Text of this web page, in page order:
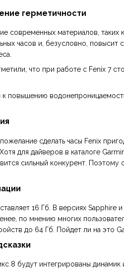
герметичности
современных материалов,
часов и, безусловно,
что при работе с Fenix 7
повышению
сделать часы Fenix
для дайверов в каталоге
сильный конкурент. Поэтому
16 Гб. В версиях Sapphire
по мнению многих
до 64 Гб. Пойдет ли на это
8 будут интегрированы